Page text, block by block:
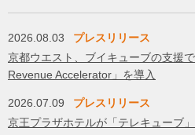
2026.08.03
プレスリリース
京都ウエスト、ブイキューブの支援
Revenue Accelerator」を導入
2026.07.09
プレスリリース
京王プラザホテルが「テレキューブ